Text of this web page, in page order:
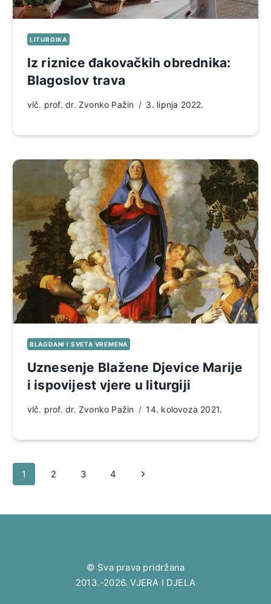
LITURGIKA
Iz riznice đakovačkih obrednika:
Blagoslov trava
vlč. prof. dr. Zvonko Pažin 3. lipnja 2022.
BLAGDANI I SVETA VREMENA
Uznesenje Blažene Djevice Marije
i ispovijest vjere u liturgiji
vlč. prof. dr. Zvonko Pažin 14. kolovoza 2021.
Page
navigation
1 2 3 4
Sljedeća
© Sva prava pridržana
2013.-2026. VJERA I DJELA